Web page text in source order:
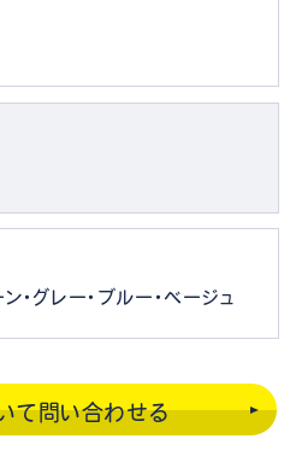
ン・グレー・ブルー・ベージュ
て問い合わせる